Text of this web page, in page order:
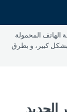
الهاتف المحمولة
بشكل كبير، و بطرق